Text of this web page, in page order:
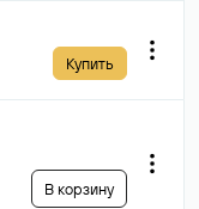
Купить
В корзину